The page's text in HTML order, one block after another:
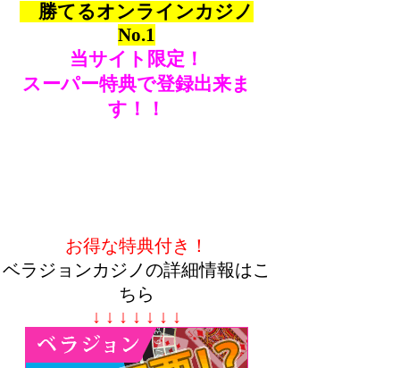
勝てるオンラインカジノ
No.1
当サイト限定！
スーパー特典で登録出来ま
す！！
お得な特典付き！
ベラジョンカジノの詳細情報はこ
ちら
↓ ↓ ↓ ↓ ↓ ↓ ↓